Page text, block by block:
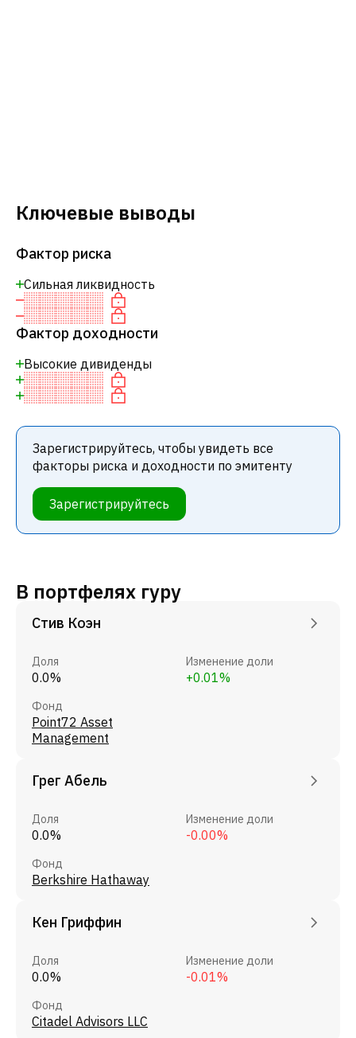
Ключевые выводы
Фактор риска
Сильная ликвидность
Фактор доходности
Высокие дивиденды
Зарегистрируйтесь, чтобы увидеть все
факторы риска и доходности по эмитенту
Зарегистрируйтесь
В портфелях гуру
Стив Коэн
Доля
0.0%
Изменение доли
+0.01%
Фонд
Point72 Asset
Management
Грег Абель
Доля
0.0%
Изменение доли
-0.00%
Фонд
Berkshire Hathaway
Кен Гриффин
Доля
0.0%
Изменение доли
-0.01%
Фонд
Citadel Advisors LLC